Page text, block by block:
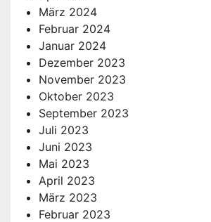
März 2024
Februar 2024
Januar 2024
Dezember 2023
November 2023
Oktober 2023
September 2023
Juli 2023
Juni 2023
Mai 2023
April 2023
März 2023
Februar 2023